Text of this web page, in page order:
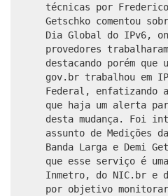
técnicas por Frederico
Getschko comentou
Dia Global do IPv6,
provedores
destacando porém
gov.br trabalhou em
Federal, enfatizando
que haja um alerta
desta mudança. Foi
assunto de Medições
Banda Larga e Demi
que esse serviço é
Inmetro, do NIC.br e
por objetivo